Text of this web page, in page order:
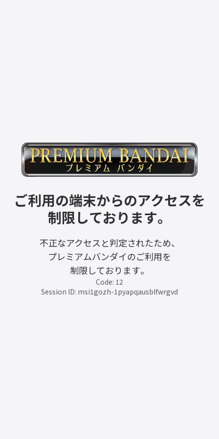
ご利用の端末からのアクセスを
制限しております。
不正なアクセスと判定されたため、
プレミアムバンダイのご利用を
制限しております。
Code: 12
Session ID: msi1gozh-1pyapqausblfwrgvd